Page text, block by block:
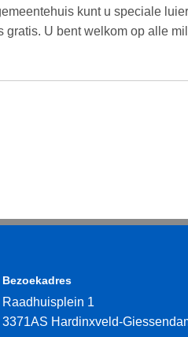
kunt u speciale
U bent welkom op alle
Bezoekadres
Raadhuisplein 1
3371AS Hardinxveld-